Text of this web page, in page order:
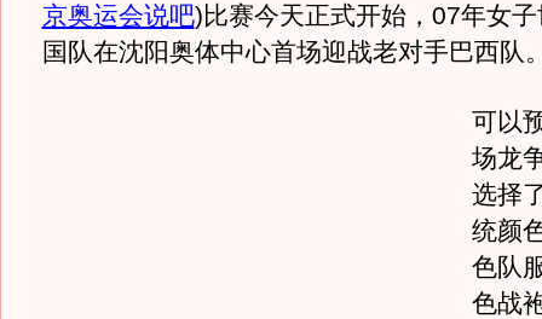
京奥运会说吧)比赛今天正式开始，07年女
国队在沈阳奥体中心首场迎战老对手巴西队
可以
场龙
选择
统颜
色队
色战